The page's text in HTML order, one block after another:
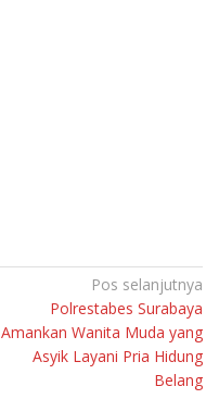
Pos selanjutnya
Polrestabes Surabaya
Amankan Wanita Muda yang
Asyik Layani Pria Hidung
Belang